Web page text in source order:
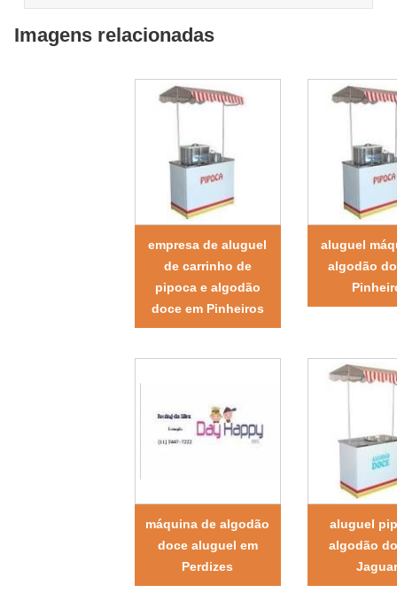
Imagens relacionadas
empresa de aluguel
de carrinho de
pipoca e algodão
doce em Pinheiros
aluguel
algodão
máquina de algodão
doce aluguel em
Perdizes
aluguel
algodão